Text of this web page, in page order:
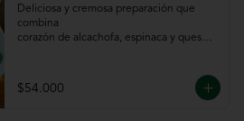
Deliciosa y cremosa preparación que
combina
corazón de alcachofa, espinaca y queso,
pan
de la casa
$54.000